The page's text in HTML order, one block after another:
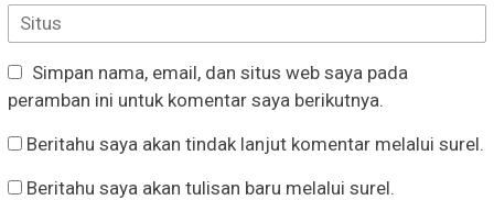
Simpan nama, email, dan situs web saya pada
peramban ini untuk komentar saya berikutnya.
Beritahu saya akan tindak lanjut komentar melalui surel.
Beritahu saya akan tulisan baru melalui surel.